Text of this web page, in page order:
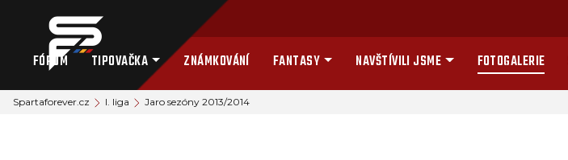
FÓRUM TIPOVAČKA ZNÁMKOVÁNÍ FANTASY NAVŠTÍVILI JSME FOTOGALERIE
Spartaforever.cz I. liga Jaro sezóny 2013/2014